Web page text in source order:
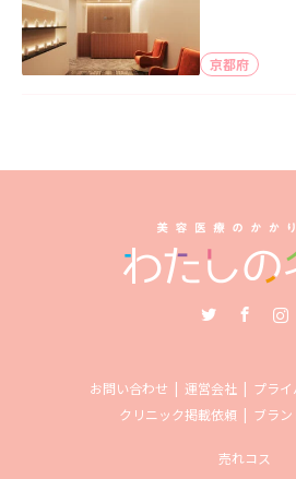
京都府
お問い合わせ 運営会社
プラ
クリニック掲載依頼
ブラ
売れコス